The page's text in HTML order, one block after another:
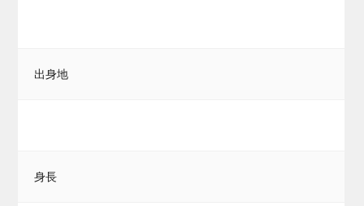
出身地
身長